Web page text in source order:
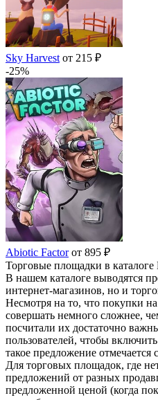
Sky Harvest от 215 ₽
-25%
Abiotic Factorот 895 ₽
Торговые площадки в каталоге
В нашем каталоге выводятся
интернет-магазинов, но и
Несмотря на то, что покупки
совершать немного сложнее,
посчитали их достаточно
пользователей, чтобы
такое предложение
Для торговых площадок, где
предложений от разных
предложенной ценой (когда